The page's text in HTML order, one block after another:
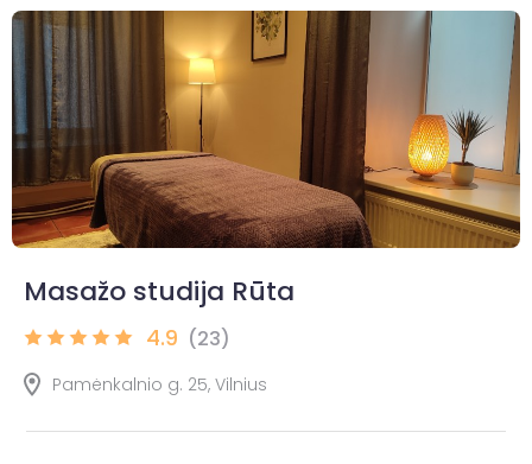
Masažo studija Rūta
4.9 (23)
Pamėnkalnio g. 25, Vilnius